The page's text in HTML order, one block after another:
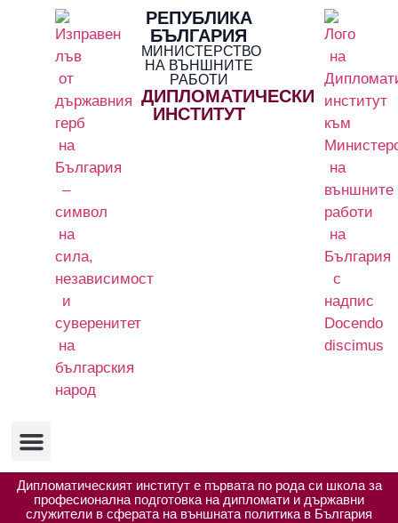
РЕПУБЛИКА
БЪЛГАРИЯ
МИНИСТЕРСТВО
НА ВЪНШНИТЕ
РАБОТИ
ДИПЛОМАТИЧЕСКИ
ИНСТИТУТ
Дипломатическият институт е първата по рода си школа за
професионална подготовка на дипломати и държавни
служители в сферата на външната политика в България